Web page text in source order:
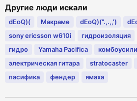
Другие люди искали
dEoQ)( Макраме dEoQ)(".,.,,')
sony ericsson w610i
гидроизоляция
гидро
Yamaha Pacifica
электрическая гитара
stratocaster
пасифика
фендер ямаха